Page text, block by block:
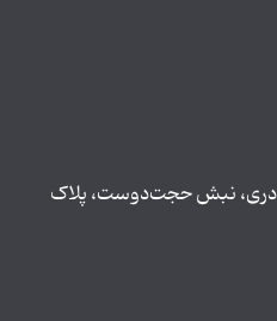
نادری، نبش حجت‌دوست، پلاک